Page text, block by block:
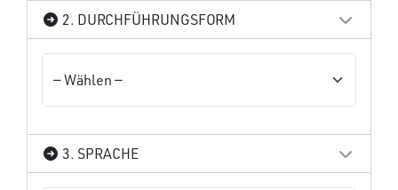
2. DURCHFÜHRUNGSFORM
3. SPRACHE